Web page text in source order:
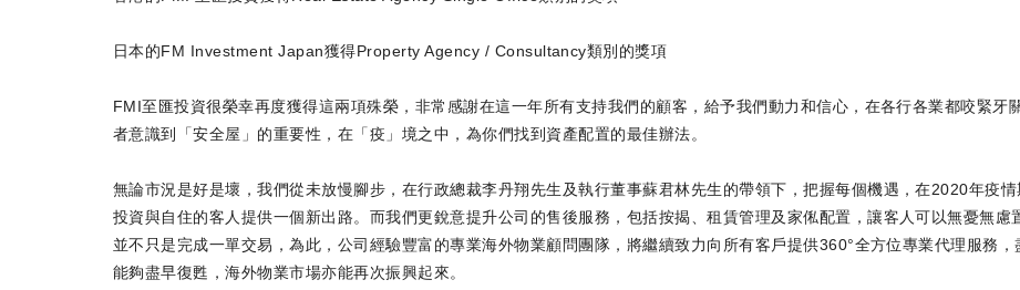
日本的FM Investment Japan獲得Property Agency / Consultancy類別的獎項
FMI至匯投資很榮幸再度獲得這兩項殊榮，非常感謝在這一年所有支持我們的顧客，給予我們動力和信心，在各行各業都咬緊牙
者意識到「安全屋」的重要性，在「疫」境之中，為你們找到資產配置的最佳辦法。
無論市況是好是壞，我們從未放慢腳步，在行政總裁李丹翔先生及執行董事蘇君林先生的帶領下，把握每個機遇，在2020年疫
投資與自住的客人提供一個新出路。而我們更銳意提升公司的售後服務，包括按揭、租賃管理及家俬配置，讓客人可以無憂無
並不只是完成一單交易，為此，公司經驗豐富的專業海外物業顧問團隊，將繼續致力向所有客戶提供360°全方位專業代理服務
能夠盡早復甦，海外物業市場亦能再次振興起來。